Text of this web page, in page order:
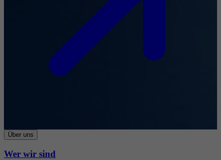
Über uns
Wer wir sind